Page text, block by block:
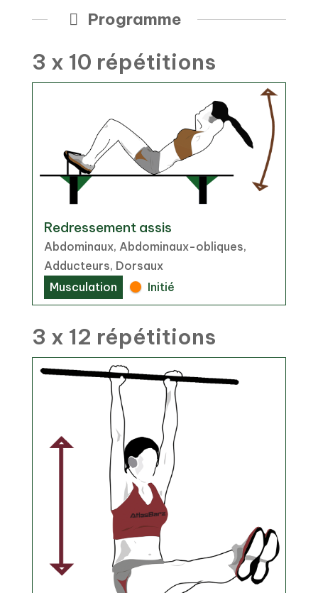
Programme
3 x 10 répétitions
Redressement assis
Abdominaux, Abdominaux-obliques,
Adducteurs, Dorsaux
Musculation
Initié
3 x 12 répétitions